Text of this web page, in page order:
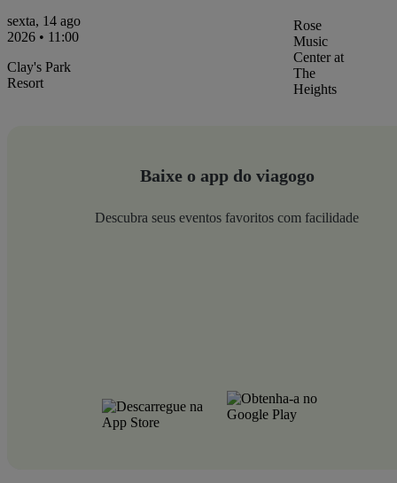
sexta, 14 ago
2026 • 11:00
Clay's Park
Resort
Rose
Music
Center at
The
Heights
Baixe o app do viagogo
Descubra seus eventos favoritos com facilidade